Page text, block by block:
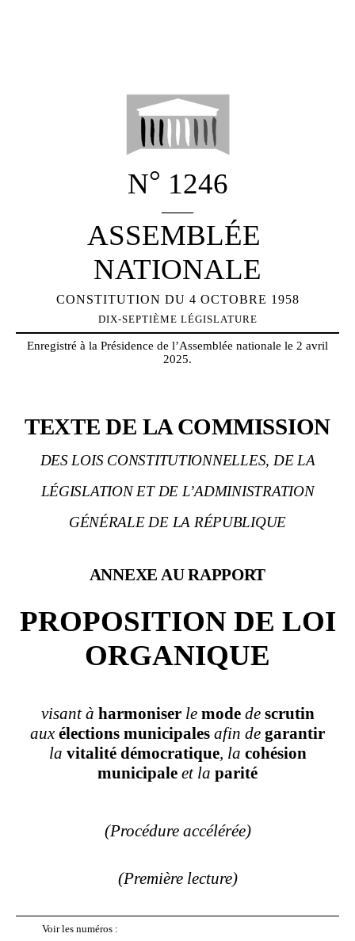
N° 1246
ASSEMBLÉE
NATIONALE
CONSTITUTION DU 4 OCTOBRE 1958
DIX-SEPTIÈME LÉGISLATURE
Enregistré à la Présidence de l’Assemblée nationale le 2 avril
2025.
TEXTE DE LA COMMISSION
DES LOIS CONSTITUTIONNELLES, DE LA
LÉGISLATION ET DE L’ADMINISTRATION
GÉNÉRALE DE LA RÉPUBLIQUE
ANNEXE AU RAPPORT
PROPOSITION DE LOI
ORGANIQUE
visant à harmoniser le mode de scrutin
aux élections municipales afin de garantir
la vitalité démocratique, la cohésion
municipale et la parité
(Procédure accélérée)
(Première lecture)
Voir les numéros :